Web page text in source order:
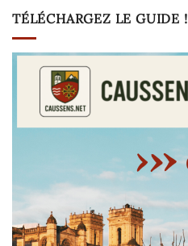
TÉLÉCHARGEZ LE GUIDE !